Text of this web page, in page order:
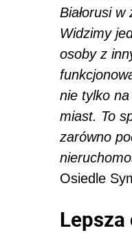
Białorusi
Widzimy
osoby z
nie tylko
miast. To
zarówno
Osiedle